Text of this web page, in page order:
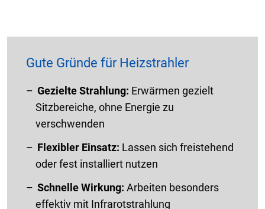
Gute Gründe für Heizstrahler
GezielteStrahlung: Erwärmen gezielt
Sitzbereiche, ohne Energie zu
verschwenden
Flexibler Einsatz: Lassen sich freistehend
oder fest installiert nutzen
Schnelle Wirkung: Arbeiten besonders
effektiv mit Infrarotstrahlung